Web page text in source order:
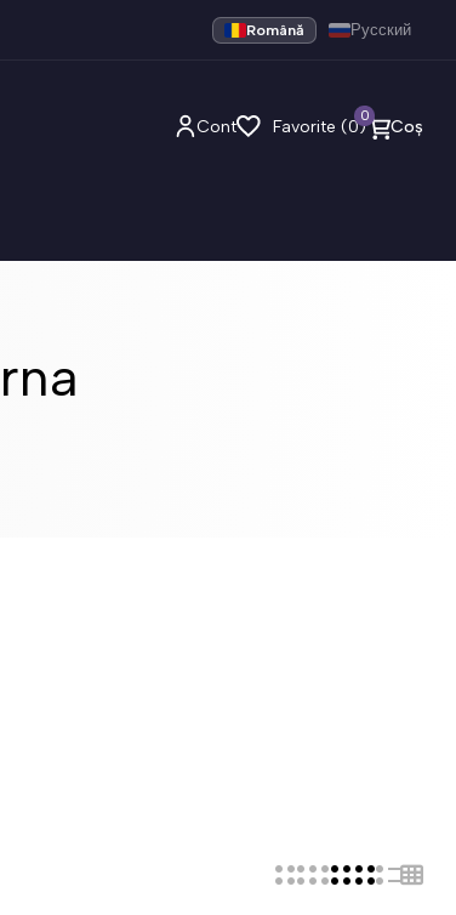
Română Русский
Cont Favorite (0) Coș
0